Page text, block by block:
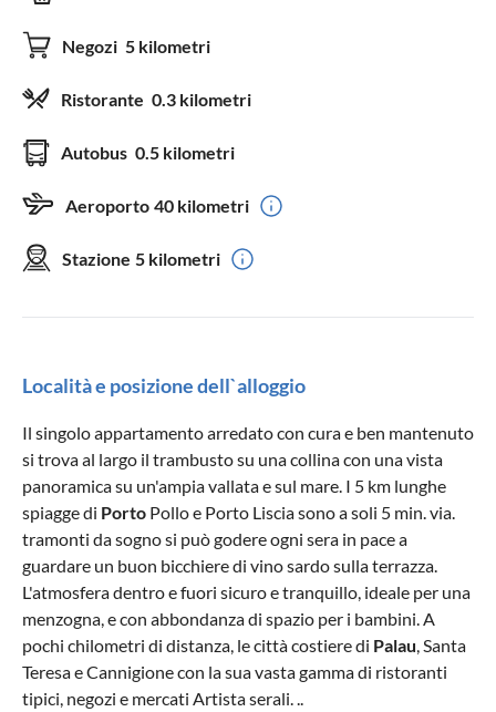
Negozi 5 kilometri
Ristorante 0.3 kilometri
Autobus 0.5 kilometri
Aeroporto 40 kilometri
Stazione 5 kilometri
Località e posizione dell`alloggio
Il singolo appartamento arredato con cura e ben mantenuto
si trova al largo il trambusto su una collina con una vista
panoramica su un'ampia vallata e sul mare. I 5 km lunghe
spiagge di Porto Pollo e Porto Liscia sono a soli 5 min. via.
tramonti da sogno si può godere ogni sera in pace a
guardare un buon bicchiere di vino sardo sulla terrazza.
L'atmosfera dentro e fuori sicuro e tranquillo, ideale per una
menzogna, e con abbondanza di spazio per i bambini. A
pochi chilometri di distanza, le città costiere di Palau , Santa
Teresa e Cannigione con la sua vasta gamma di ristoranti
tipici, negozi e mercati Artista serali. ..